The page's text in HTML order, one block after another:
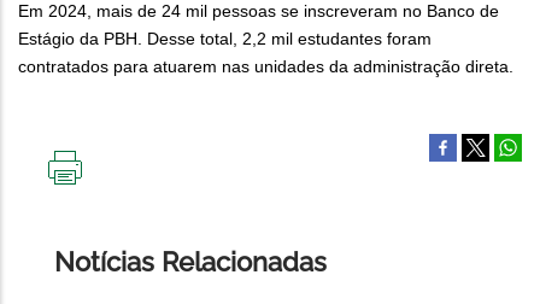
Em 2024, mais de 24 mil pessoas se inscreveram no Banco de
Estágio da PBH. Desse total, 2,2 mil estudantes foram
contratados para atuarem nas unidades da administração direta.
Notícias Relacionadas